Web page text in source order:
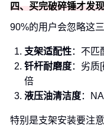
四、买完破碎锤才发
90%的用户会忽略这
支架适配性：不匹
钎杆耐磨度：劣质
倍
液压油清洁度：
特别是支架安装要注意